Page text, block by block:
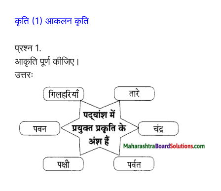
कृति (1) आकलन कृति
प्रश्न 1.
आकृति पूर्ण कीजिए।
उत्तरः